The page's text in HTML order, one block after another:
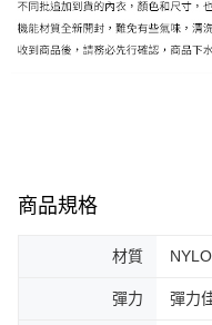
商品規格
材質
彈力 彈力